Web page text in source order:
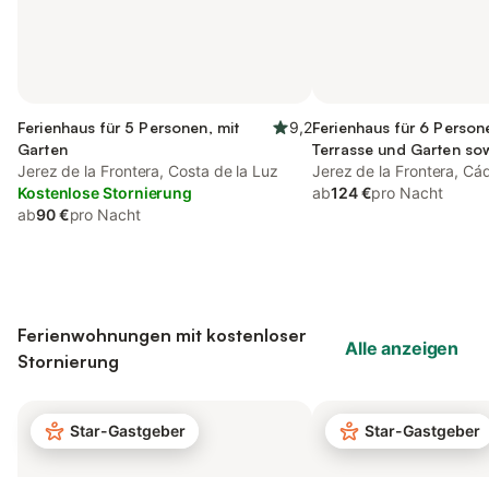
Ferienhaus für 5 Personen, mit
Garten
9,2
Jerez de la Frontera, Costa de la Luz
Kostenlose Stornierung
ab90 €pro Nacht
Ferienhaus für 6
Terrasse und Garten
Jerez de la Frontera,
ab124 €pro Nacht
Ferienwohnungen mit kostenloser
Stornierung
Alle anzeigen
Star-Gastgeber Star-Gastgeber